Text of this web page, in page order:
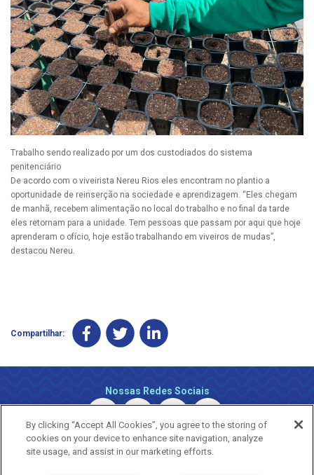
Trabalho sendo realizado por um dos custodiados do sistema
penitenciário
De acordo com o viveirista Nereu Rios eles encontram no plantio a
oportunidade de reinserção na sociedade e aprendizagem. “Eles chegam
de manhã, recebem alimentação no local do trabalho e no final da tarde
eles retornam para a unidade. Tem pessoas que passam por aqui que hoje
aprenderam o ofício, hoje estão trabalhando em viveiros de mudas”,
destacou Nereu.
Compartilhar:
Nossas Redes Sociais
By clicking “Accept All Cookies”, you agree to the storing of
cookies on your device to enhance site navigation, analyze
site usage, and assist in our marketing efforts.